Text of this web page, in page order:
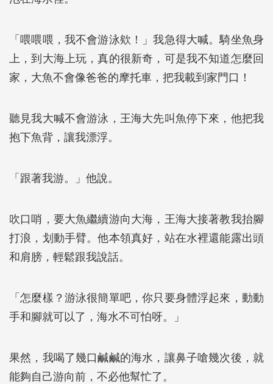
「喂喂喂，我不會游泳欸！」我急得大喊。騎坐魚身
上，到大海上玩，真的很新奇，可是我不知道怎麼回
家，大魚不會像爸爸的摩托車，把我載到家門口！
聽見我大喊不會游泳，王海大先叫魚停下來，他把我
抱下魚背，讓我漂浮。
「跟著我游。」他說。
吹口哨，要大魚繼續游向大海，王海大接著教我抬腳
打浪，划動手臂。他本領真好，站在水裡還能露出頭
和肩膀，輕鬆跟我說話。
「怎麼樣？游泳很簡單吧，你只要身體浮起來，動動
手和腳就可以了，海水不可怕呀。」
果然，我喝了幾口鹹鹹的海水，讓鼻子嗆幾次後，就
能夠自己游向前，不必他幫忙了。